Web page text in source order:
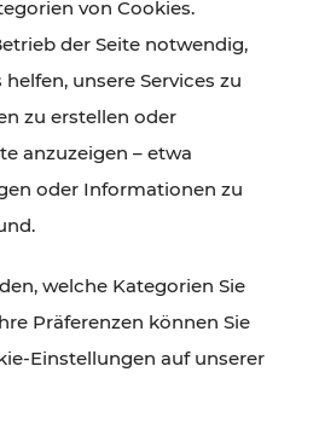
Shop eröffnet der
Region (VOR) seinen Kunden
Vertriebskanal: Nunmehr
die VOR AnachB App
von A nach B, sondern
Ticket kaufen – einfach,
von Cookies.
der Seite notwendig,
unsere Services zu
zu erstellen oder
anzuzeigen – etwa
oder Informationen zu
welche Kategorien Sie
Präferenzen können Sie
Einstellungen auf unserer